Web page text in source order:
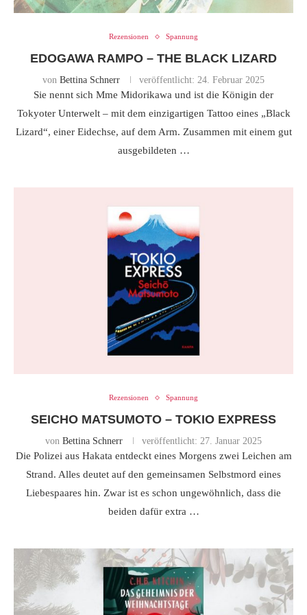
Rezensionen Spannung
EDOGAWA RAMPO – THE BLACK LIZARD
von Bettina Schnerr veröffentlicht: 24. Februar 2025
Sie nennt sich Mme Midorikawa und ist die Königin der
Tokyoter Unterwelt – mit dem einzigartigen Tattoo eines „Black
Lizard“, einer Eidechse, auf dem Arm. Zusammen mit einem gut
ausgebildeten …
Rezensionen Spannung
SEICHO MATSUMOTO – TOKIO EXPRESS
von Bettina Schnerr veröffentlicht: 27. Januar 2025
Die Polizei aus Hakata entdeckt eines Morgens zwei Leichen am
Strand. Alles deutet auf den gemeinsamen Selbstmord eines
Liebespaares hin. Zwar ist es schon ungewöhnlich, dass die
beiden dafür extra …